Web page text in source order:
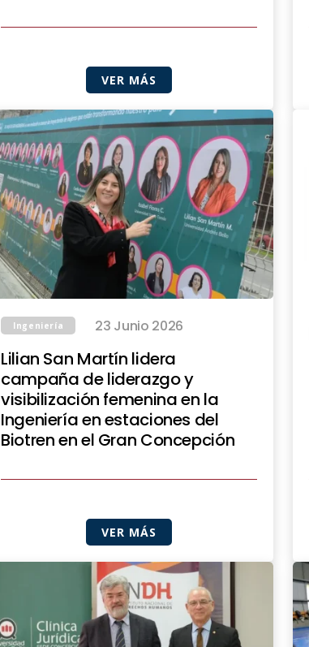
VER MÁS
Ingeniería 23 Junio 2026
Lilian San Martín lidera
campaña de liderazgo y
visibilización femenina en la
Ingeniería en estaciones del
Biotren en el Gran Concepción
VER MÁS